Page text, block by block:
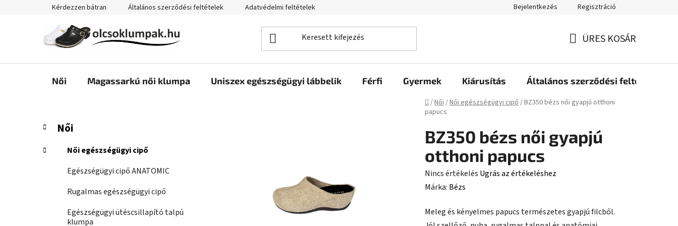
tartalomhoz
Kérdezzen bátran Általános szerződési feltételek Adatvédelmi feltételek Bejelentkezés Regisztráció
ÜRES KOSÁR
Női Magassarkú női klumpa Uniszex egészségügyi lábbelik Férfi Gyermek Kiárusítás Általános szerződési feltételek
Kezdőlap
/Női/Női egészségügyi cipő/BZ350 bézs női gyapjú otthoni
papucs
O
d
Kategóriák
átugrása
K
a
t
e
Női
Női egészségügyi cipő
Egészségügyi cipő ANATOMIC
Rugalmas egészségügyi cipő
Egészségügyi ütéscsillapító talpú
klumpa
BZ350 bézs női gyapjú
otthoni papucs
A
termék
értékelése
Nincs értékelés Ugrás az értékeléshez
Márka: Bézs
Meleg és kényelmes papucs természetes gyapjú filcből.